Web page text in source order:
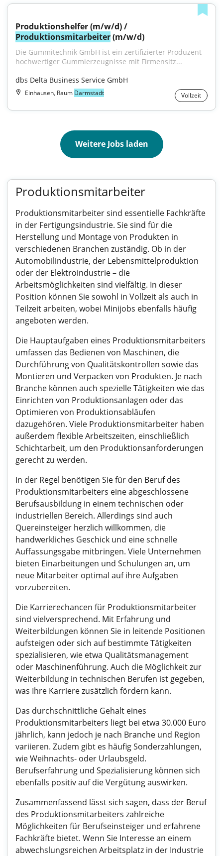
Produktionsmitarbeiter (m/w/d)
Die Gummitechnik GmbH ist ein zertifizierter Produzent
hochwertiger Gummierzeugnisse mit Firmensitz...
dbs Delta Business Service GmbH
Einhausen, Raum Darmstadt Vollzeit
Weitere Jobs laden
Produktionsmitarbeiter
Produktionsmitarbeiter sind essentielle Fachkräfte
in der Fertigungsindustrie. Sie sind für die
Herstellung und Montage von Produkten in
verschiedenen Branchen zuständig. Ob in der
Automobilindustrie, der Lebensmittelproduktion
oder der Elektroindustrie – die
Arbeitsmöglichkeiten sind vielfältig. In dieser
Position können Sie sowohl in Vollzeit als auch in
Teilzeit arbeiten, wobei Minijobs ebenfalls häufig
angeboten werden.
Die Hauptaufgaben eines Produktionsmitarbeiters
umfassen das Bedienen von Maschinen, die
Durchführung von Qualitätskontrollen sowie das
Montieren und Verpacken von Produkten. Je nach
Branche können auch spezielle Tätigkeiten wie das
Einrichten von Produktionsanlagen oder das
Optimieren von Produktionsabläufen
dazugehören. Viele Produktionsmitarbeiter haben
außerdem flexible Arbeitszeiten, einschließlich
Schichtarbeit, um den Produktionsanforderungen
gerecht zu werden.
In der Regel benötigen Sie für den Beruf des
Produktionsmitarbeiters eine abgeschlossene
Berufsausbildung in einem technischen oder
industriellen Bereich. Allerdings sind auch
Quereinsteiger herzlich willkommen, die
handwerkliches Geschick und eine schnelle
Auffassungsgabe mitbringen. Viele Unternehmen
bieten Einarbeitungen und Schulungen an, um
neue Mitarbeiter optimal auf ihre Aufgaben
vorzubereiten.
Die Karrierechancen für Produktionsmitarbeiter
sind vielversprechend. Mit Erfahrung und
Weiterbildungen können Sie in leitende Positionen
aufsteigen oder sich auf bestimmte Tätigkeiten
spezialisieren, wie etwa Qualitätsmanagement
oder Maschinenführung. Auch die Möglichkeit zur
Weiterbildung in technischen Berufen ist gegeben,
was Ihre Karriere zusätzlich fördern kann.
Das durchschnittliche Gehalt eines
Produktionsmitarbeiters liegt bei etwa 30.000 Euro
jährlich, kann jedoch je nach Branche und Region
variieren. Zudem gibt es häufig Sonderzahlungen,
wie Weihnachts- oder Urlaubsgeld.
Berufserfahrung und Spezialisierung können sich
ebenfalls positiv auf die Vergütung auswirken.
Zusammenfassend lässt sich sagen, dass der Beruf
des Produktionsmitarbeiters zahlreiche
Möglichkeiten für Berufseinsteiger und erfahrene
Fachkräfte bietet. Wenn Sie Interesse an einem
abwechslungsreichen Arbeitsplatz in der Industrie